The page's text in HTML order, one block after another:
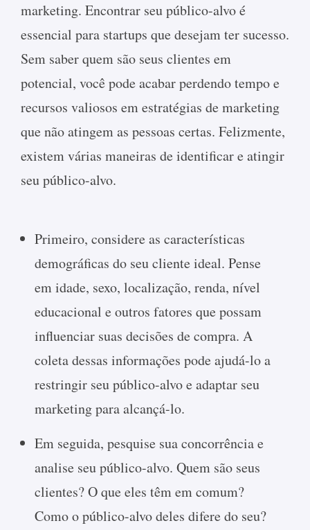
marketing. Encontrar seu público-alvo é
essencial para startups que desejam ter sucesso.
Sem saber quem são seus clientes em
potencial, você pode acabar perdendo tempo e
recursos valiosos em estratégias de marketing
que não atingem as pessoas certas. Felizmente,
existem várias maneiras de identificar e atingir
seu público-alvo.
Primeiro, considere as características
demográficas do seu cliente ideal. Pense
em idade, sexo, localização, renda, nível
educacional e outros fatores que possam
influenciar suas decisões de compra. A
coleta dessas informações pode ajudá-lo a
restringir seu público-alvo e adaptar seu
marketing para alcançá-lo.
Em seguida, pesquise sua concorrência e
analise seu público-alvo. Quem são seus
clientes? O que eles têm em comum?
Como o público-alvo deles difere do seu?